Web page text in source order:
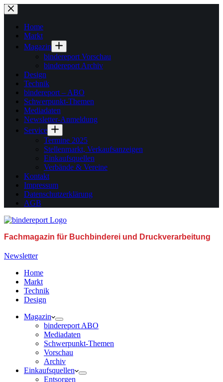
Zum
Inhalt
springenHome
Markt
Magazin
bindereport Vorschau
bindereport Archiv
Design
Technik
bindereport – ABO
Schwerpunkt-Themen
Mediadaten
Newsletter-Anmeldung
Service
Termine 2025
Stellenmarkt, Verkaufsanzeigen
Einkaufsquellen
Verbände & Vereine
Kontakt
Impressum
Datenschutzerklärung
AGB
Fachmagazin für Buchbinderei und Druckverarbeitung
Newsletter
Home
Markt
Technik
Design
Magazin
bindereport ABO
Mediadaten
Schwerpunkt-Themen
Vorschau
Archiv
Einkaufsquellen
Entsorgen